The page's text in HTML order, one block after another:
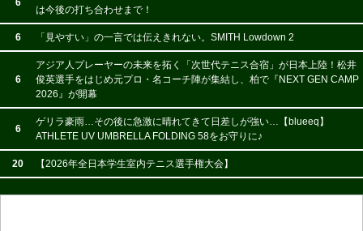
6
は今後の打ち合わせまで！
6 「見やすい」の一言では伝えきれない。SMITH Lowdown 2
6
アジア人プレーヤーの未来を拓く「次世代テニス合宿」が日本上陸！松井
俊英選手をはじめ元プロ・名コーチ陣が集結し、柏で『NEXT GEN CAMP
2026』が開幕
6
ゲリラ豪雨…その後に急激に晴れてきて日差しが強い…【blueeq】
ATHLETE UV UMBRELLA FOLDING 58をお守りに♪
20 【2026年全日本学生室内テニス選手権大会】